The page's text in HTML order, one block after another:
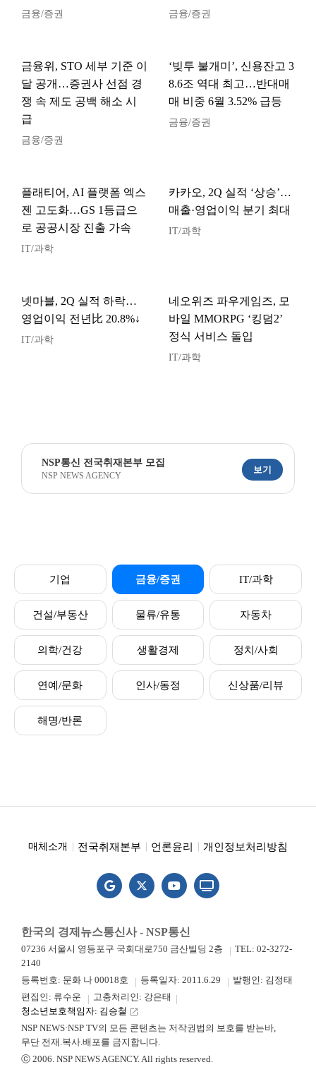
금융/증권 금융/증권
금융위, STO 세부 기준 이
달 공개…증권사 선점 경
쟁 속 제도 공백 해소 시
급
금융/증권
‘빚투 불개미’, 신용잔고 3
8.6조 역대 최고…반대매
매 비중 6월 3.52% 급등
금융/증권
플래티어, AI 플랫폼 엑스
젠 고도화…GS 1등급으
로 공공시장 진출 가속
IT/과학
카카오, 2Q 실적 ‘상승’…
매출·영업이익 분기 최대
IT/과학
넷마블, 2Q 실적 하락…
영업이익 전년比 20.8%↓
IT/과학
네오위즈 파우게임즈, 모
바일 MMORPG ‘킹덤2’
정식 서비스 돌입
IT/과학
NSP통신 전국취재본부 모집
NSP NEWS AGENCY
보기
기업 금융/증권 IT/과학
건설/부동산 물류/유통 자동차
의학/건강 생활경제 정치/사회
연예/문화 인사/동정 신상품/리뷰
해명/반론
매체소개 전국취재본부 언론윤리 개인정보처리방침
한국의 경제뉴스통신사 - NSP통신
07236 서울시 영등포구 국회대로750 금산빌딩 2층
TEL: 02-3272-
2140
등록번호: 문화 나 00018호
등록일자: 2011.6.29
발행인: 김정태
편집인: 류수운
고충처리인: 강은태
청소년보호책임자: 김승철 launch
NSP NEWS·NSP TV의 모든 콘텐츠는 저작권법의 보호를 받는바,
무단 전재.복사.배포를 금지합니다.
ⓒ 2006. NSP NEWS AGENCY. All rights reserved.